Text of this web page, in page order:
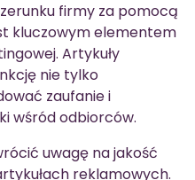
firmy za pomocą
kluczowym elementem
Artykuły
nie tylko
zaufanie i
wśród odbiorców.
uwagę na jakość
reklamowych.